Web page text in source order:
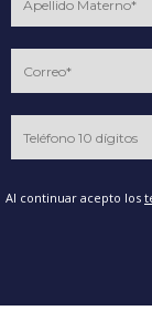
Al continuar acepto los